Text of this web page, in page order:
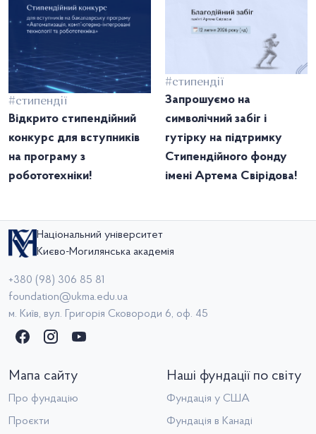
#стипендії
Відкрито стипендійний
конкурс для вступників
на програму з
робототехніки!
#стипендії
Запрошуємо на
символічний забіг і
гутірку на підтримку
Стипендійного фонду
імені Артема Свірідова!
Національний університет
Києво-Могилянська академія
+380 (98) 306 85 81
foundation@ukma.edu.ua
м. Київ, вул. Григорія Сковороди 6, оф. 45
Мапа сайту
Про фундацію
Проєкти
Наші фундації по світу
Фундація у США
Фундація в Канаді